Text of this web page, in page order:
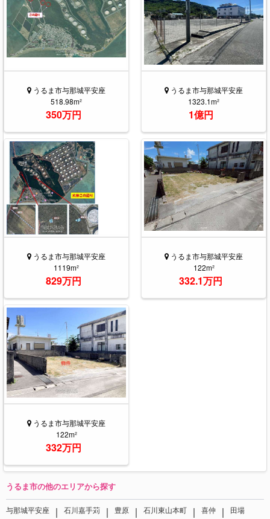
うるま市与那城平安座
518.98m²
350万円
うるま市与那城平安座
1323.1m²
1億円
うるま市与那城平安座
1119m²
829万円
うるま市与那城平安座
122m²
332.1万円
うるま市与那城平安座
122m²
332万円
うるま市の他のエリアから探す
与那城平安座 ｜ 石川嘉手苅 ｜ 豊原 ｜ 石川東山本町 ｜ 喜仲 ｜ 田場